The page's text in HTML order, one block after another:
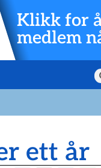
Klikk for
medlem
ett år